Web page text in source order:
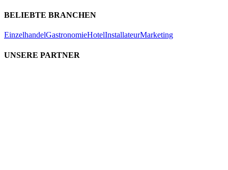
BELIEBTE BRANCHEN
EinzelhandelGastronomieHotelInstallateurMarketing
UNSERE PARTNER